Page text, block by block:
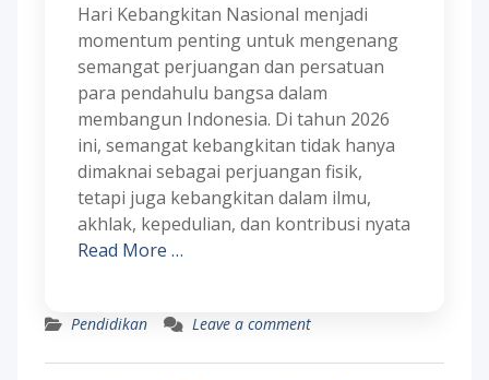
Hari Kebangkitan Nasional menjadi
momentum penting untuk mengenang
semangat perjuangan dan persatuan
para pendahulu bangsa dalam
membangun Indonesia. Di tahun 2026
ini, semangat kebangkitan tidak hanya
dimaknai sebagai perjuangan fisik,
tetapi juga kebangkitan dalam ilmu,
akhlak, kepedulian, dan kontribusi nyata
Read More …
Pendidikan Leave a comment